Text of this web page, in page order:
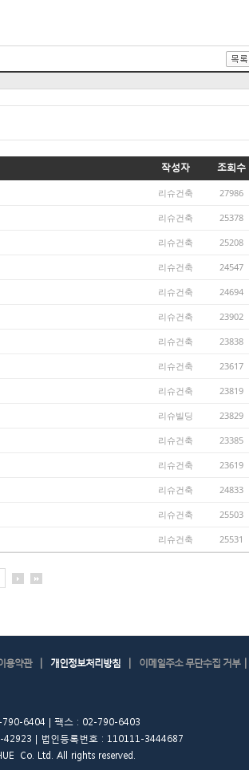
작성자 조회수
리슈건축 27986
리슈건축 25378
리슈건축 25208
리슈건축 24547
리슈건축 24694
리슈건축 23902
리슈건축 23838
리슈건축 23617
리슈건축 23819
리슈빌딩 23829
리슈건축 23385
리슈건축 23619
리슈건축 24833
리슈건축 25503
리슈건축 25531
용약관| 개인정보처리방침 | 이메일주소 무단수집 거부|
6404 | 팩스 : 02-790-6403
42923 | 법인등록번호 : 110111-3444687
Co. Ltd. All rights reserved.